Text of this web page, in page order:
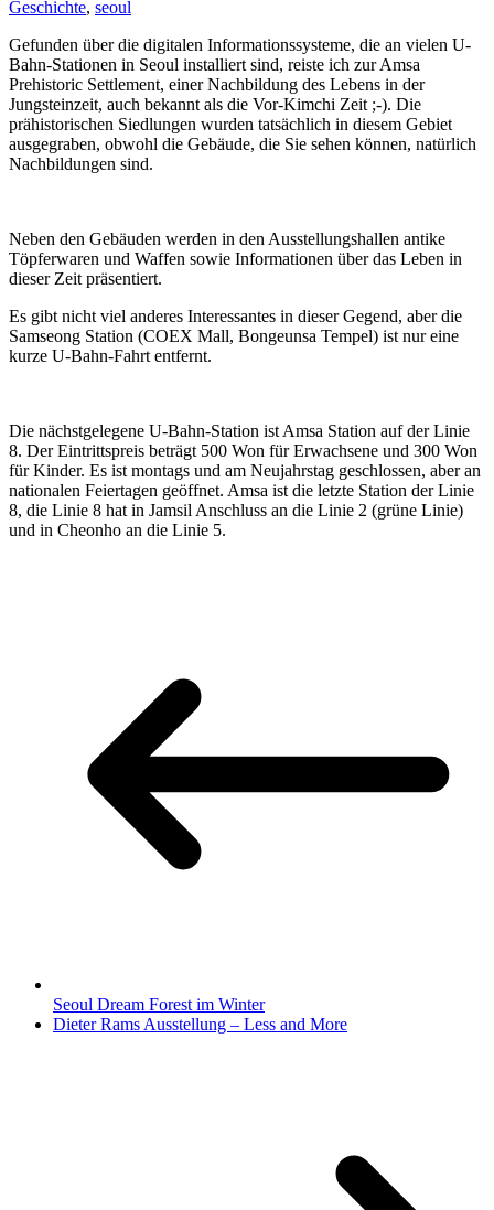
Geschichte, seoul
Gefunden über die digitalen Informationssysteme, die an vielen U-
Bahn-Stationen in Seoul installiert sind, reiste ich zur Amsa
Prehistoric Settlement, einer Nachbildung des Lebens in der
Jungsteinzeit, auch bekannt als die Vor-Kimchi Zeit ;-). Die
prähistorischen Siedlungen wurden tatsächlich in diesem Gebiet
ausgegraben, obwohl die Gebäude, die Sie sehen können, natürlich
Nachbildungen sind.
Neben den Gebäuden werden in den Ausstellungshallen antike
Töpferwaren und Waffen sowie Informationen über das Leben in
dieser Zeit präsentiert.
Es gibt nicht viel anderes Interessantes in dieser Gegend, aber die
Samseong Station (COEX Mall, Bongeunsa Tempel) ist nur eine
kurze U-Bahn-Fahrt entfernt.
Die nächstgelegene U-Bahn-Station ist Amsa Station auf der Linie
8. Der Eintrittspreis beträgt 500 Won für Erwachsene und 300 Won
für Kinder. Es ist montags und am Neujahrstag geschlossen, aber an
nationalen Feiertagen geöffnet. Amsa ist die letzte Station der Linie
8, die Linie 8 hat in Jamsil Anschluss an die Linie 2 (grüne Linie)
und in Cheonho an die Linie 5.
Seoul Dream Forest im Winter
Dieter Rams Ausstellung – Less and More